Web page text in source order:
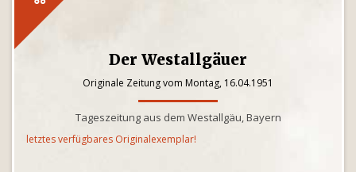
Der Westallgäuer
Originale Zeitung vom Montag, 16.04.1951
Tageszeitung aus dem Westallgäu, Bayern
letztes verfügbares Originalexemplar!